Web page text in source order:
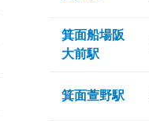
箕面船場阪
大前駅
箕面萱野駅